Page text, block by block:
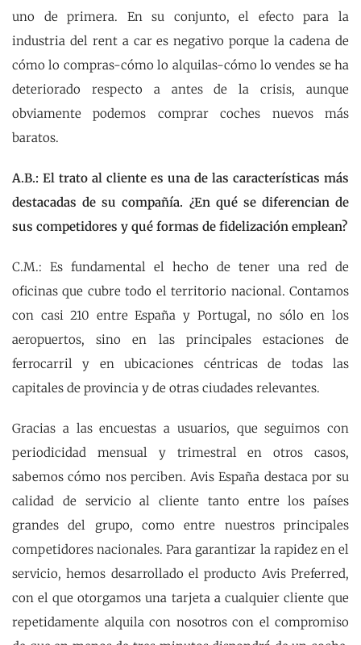
uno de primera. En su conjunto, el efecto para la
industria del rent a car es negativo porque la cadena de
cómo lo compras-cómo lo alquilas-cómo lo vendes se ha
deteriorado respecto a antes de la crisis, aunque
obviamente podemos comprar coches nuevos más
baratos.
A.B.: El trato al cliente es una de las características más
destacadas de su compañía. ¿En qué se diferencian de
sus competidores y qué formas de fidelización emplean?
C.M.: Es fundamental el hecho de tener una red de
oficinas que cubre todo el territorio nacional. Contamos
con casi 210 entre España y Portugal, no sólo en los
aeropuertos, sino en las principales estaciones de
ferrocarril y en ubicaciones céntricas de todas las
capitales de provincia y de otras ciudades relevantes.
Gracias a las encuestas a usuarios, que seguimos con
periodicidad mensual y trimestral en otros casos,
sabemos cómo nos perciben. Avis España destaca por su
calidad de servicio al cliente tanto entre los países
grandes del grupo, como entre nuestros principales
competidores nacionales. Para garantizar la rapidez en el
servicio, hemos desarrollado el producto Avis Preferred,
con el que otorgamos una tarjeta a cualquier cliente que
repetidamente alquila con nosotros con el compromiso